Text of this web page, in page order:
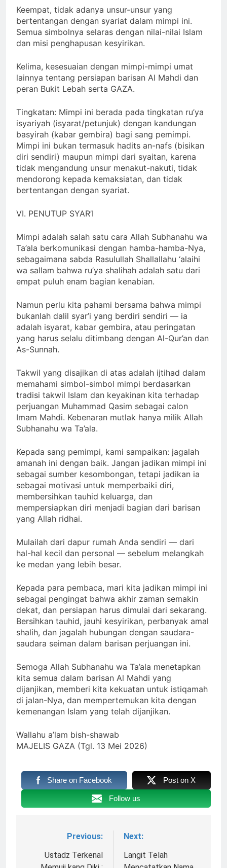
Keempat, tidak adanya unsur-unsur yang
bertentangan dengan syariat dalam mimpi ini.
Semua simbolnya selaras dengan nilai-nilai Islam
dan misi penghapusan kesyirikan.
Kelima, kesesuaian dengan mimpi-mimpi umat
lainnya tentang persiapan barisan Al Mahdi dan
peran Bukit Lebah serta GAZA.
Tingkatan: Mimpi ini berada pada tingkatan ru’ya
isyariyah (isyarat/petunjuk) dengan kandungan
basyirah (kabar gembira) bagi sang pemimpi.
Mimpi ini bukan termasuk hadits an-nafs (bisikan
diri sendiri) maupun mimpi dari syaitan, karena
tidak mengandung unsur menakut-nakuti, tidak
mendorong kepada kemaksiatan, dan tidak
bertentangan dengan syariat.
Mimpi adalah salah satu cara Allah Subhanahu wa
Ta’ala berkomunikasi dengan hamba-hamba-Nya,
sebagaimana sabda Rasulullah Shallallahu ‘alaihi
wa sallam bahwa ru’ya shalihah adalah satu dari
empat puluh enam bagian kenabian.
Namun perlu kita pahami bersama bahwa mimpi
bukanlah dalil syar’i yang berdiri sendiri — ia
adalah isyarat, kabar gembira, atau peringatan
yang harus selalu ditimbang dengan Al-Qur’an dan
Takwil yang disajikan di atas adalah ijtihad dalam
memahami simbol-simbol mimpi berdasarkan
tradisi takwil Islam dan keyakinan kita terhadap
perjuangan Muhammad Qasim sebagai calon
Imam Mahdi. Kebenaran mutlak hanya milik Allah
Kepada sang pemimpi, kami sampaikan: jagalah
amanah ini dengan baik. Jangan jadikan mimpi ini
sebagai sumber kesombongan, tetapi jadikan ia
sebagai motivasi untuk memperbaiki diri,
membersihkan tauhid keluarga, dan
mempersiapkan diri menjadi bagian dari barisan
yang Allah ridhai.
Mulailah dari dapur rumah Anda sendiri — dari
hal-hal kecil dan personal — sebelum melangkah
ke medan yang lebih besar.
Kepada para pembaca, mari kita jadikan mimpi ini
sebagai pengingat bahwa akhir zaman semakin
dekat, dan persiapan harus dimulai dari sekarang.
Bersihkan tauhid, jauhi kesyirikan, perbanyak amal
shalih, dan jagalah hubungan dengan saudara-
saudara seiman dalam barisan perjuangan ini.
Semoga Allah Subhanahu wa Ta’ala menetapkan
kita semua dalam barisan Al Mahdi yang
dijanjikan, memberi kita kekuatan untuk istiqamah
di jalan-Nya, dan mempertemukan kita dengan
kemenangan Islam yang telah dijanjikan.
Wallahu a’lam bish-shawab
MAJELIS GAZA (Tgl. 13 Mei 2026)
Share on Facebook Post on X
Follow us
Ustadz Terkenal
Langit Telah